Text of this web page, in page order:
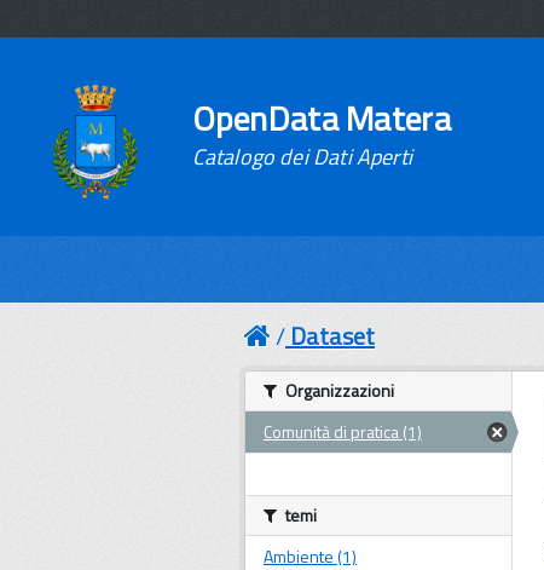
OpenData Matera
Catalogo dei Dati Aperti
Dataset
Organizzazioni
Comunità di pratica (1)
temi
Ambiente (1)